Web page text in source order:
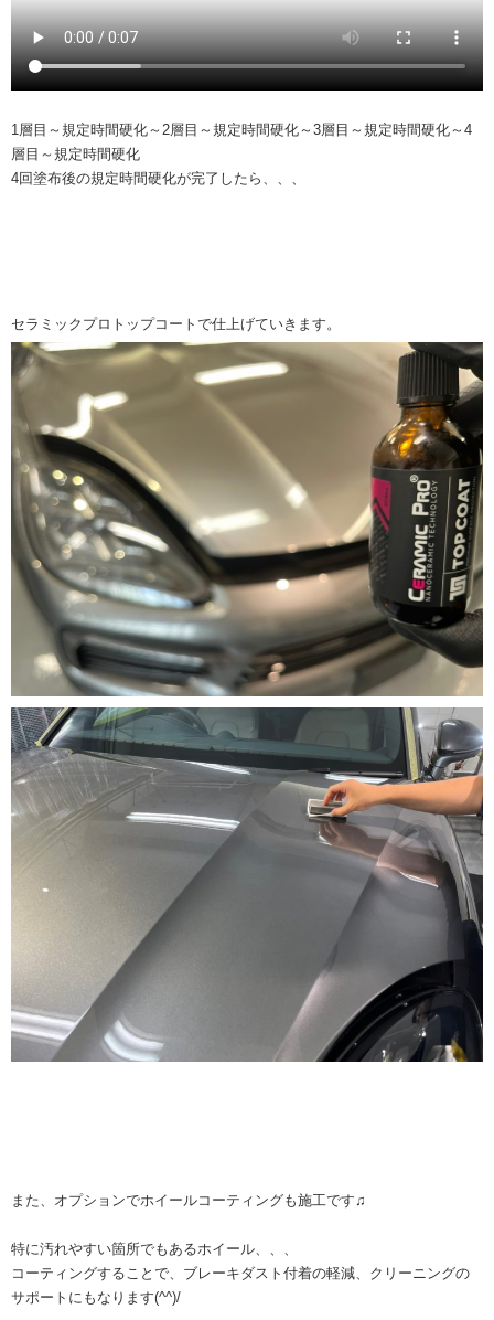
1層目～規定時間硬化～2層目～規定時間硬化～3層目～規定時間硬化～4
層目～規定時間硬化
4回塗布後の規定時間硬化が完了したら、、、
セラミックプロトップコートで仕上げていきます。
また、オプションでホイールコーティングも施工です♫
特に汚れやすい箇所でもあるホイール、、、
コーティングすることで、ブレーキダスト付着の軽減、クリーニングの
サポートにもなります(^^)/